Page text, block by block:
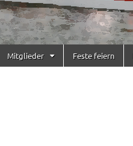
Mitglieder Feste feiern